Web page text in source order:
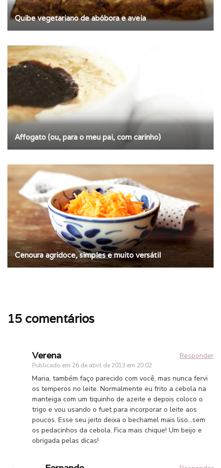
Quibe vegetariano de abóbora e aveia
Affogato (ou, para o meu pai, com carinho)
Cenoura agridoce, simples e muito versátil
15 comentários
Verena
Publicado em 26 de abril de 2013 em 20:02
Responder
Maria, também faço parecido com você, mas nunca fervi
os temperos no leite. Normalmente eu frito a cebola na
manteiga com um tiquinho de azeite e depois coloco o
trigo e vou usando o fuet para incorporar o leite aos
poucos. Esse seu jeito deixa o bechamel mais liso…sem
os pedacinhos da cebola. Fica mais chique! Um beijo e
obrigada pelas dicas!